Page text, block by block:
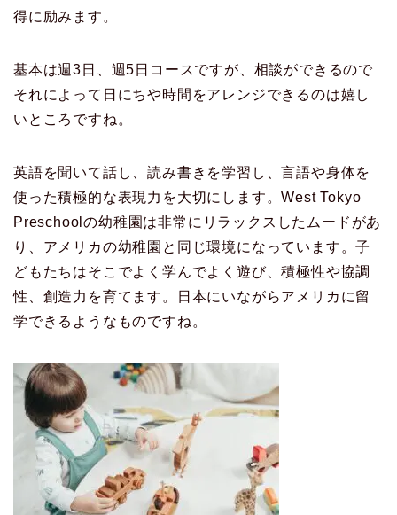
得に励みます。
基本は週3日、週5日コースですが、相談ができるので
それによって日にちや時間をアレンジできるのは嬉し
いところですね。
英語を聞いて話し、読み書きを学習し、言語や身体を
使った積極的な表現力を大切にします。West Tokyo
Preschoolの幼稚園は非常にリラックスしたムードがあ
り、アメリカの幼稚園と同じ環境になっています。子
どもたちはそこでよく学んでよく遊び、積極性や協調
性、創造力を育てます。日本にいながらアメリカに留
学できるようなものですね。